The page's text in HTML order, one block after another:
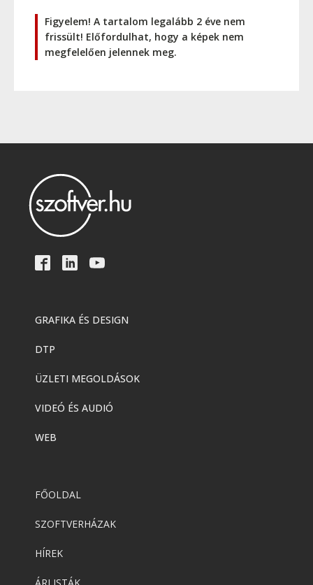
Figyelem! A tartalom legalább 2 éve nem
frissült! Előfordulhat, hogy a képek nem
megfelelően jelennek meg.
GRAFIKA ÉS DESIGN
DTP
ÜZLETI MEGOLDÁSOK
VIDEÓ ÉS AUDIÓ
WEB
FŐOLDAL
SZOFTVERHÁZAK
HÍREK